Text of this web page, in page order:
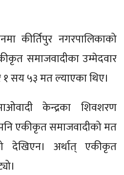
कीर्तिपुर नगरपालिकाको
समाजवादीका उम्मेदवार
सय ५३ मत ल्याएका थिए।
केन्द्रका शिवशरण
एकीकृत समाजवादीको मत
देखिएन। अर्थात् एकीकृत